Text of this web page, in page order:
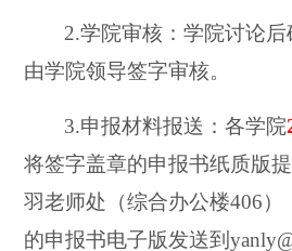
2.学院审核：学院讨论
由学院领导签字审核。
3.申报材料报送：各学院
将签字盖章的申报书纸质版
羽老师处（综合办公楼406）
的申报书电子版发送到